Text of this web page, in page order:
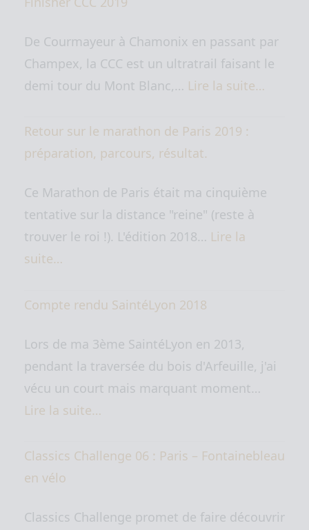
De Courmayeur à Chamonix en passant par
Champex, la CCC est un ultratrail faisant le
demi tour du Mont Blanc,… Lire la suite…
Retour sur le marathon de Paris 2019 :
préparation, parcours, résultat.
Ce Marathon de Paris était ma cinquième
tentative sur la distance "reine" (reste à
trouver le roi !). L'édition 2018… Lire la
suite…
Compte rendu SaintéLyon 2018
Lors de ma 3ème SaintéLyon en 2013,
pendant la traversée du bois d'Arfeuille, j'ai
vécu un court mais marquant moment…
Lire la suite…
Classics Challenge 06 : Paris – Fontainebleau
en vélo
Classics Challenge promet de faire découvrir